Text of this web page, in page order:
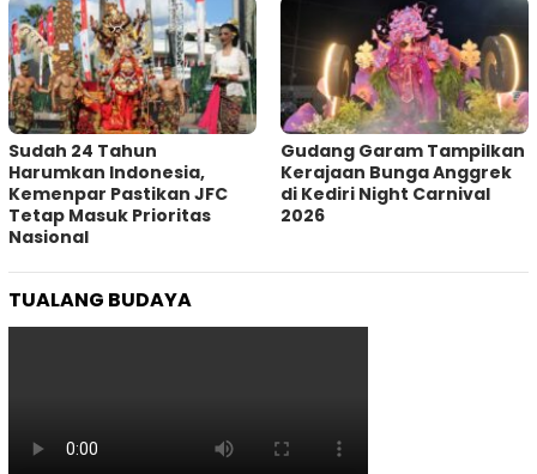
Sudah 24 Tahun
Harumkan Indonesia,
Kemenpar Pastikan JFC
Tetap Masuk Prioritas
Nasional
Gudang Garam Tampilkan
Kerajaan Bunga Anggrek
di Kediri Night Carnival
2026
TUALANG BUDAYA